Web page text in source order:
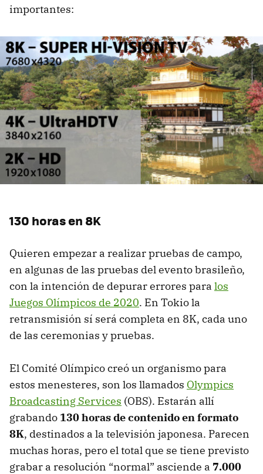
importantes:
130 horas en 8K
Quieren empezar a realizar pruebas de campo,
en algunas de las pruebas del evento brasileño,
con la intención de depurar errores para los
Juegos Olímpicos de 2020. En Tokio la
retransmisión sí será completa en 8K, cada uno
de las ceremonias y pruebas.
El Comité Olímpico creó un organismo para
estos menesteres, son los llamados Olympics
Broadcasting Services (OBS). Estarán allí
grabando 130 horas de contenido en formato
8K, destinados a la televisión japonesa. Parecen
muchas horas, pero el total que se tiene previsto
grabar a resolución “normal” asciende a 7.000